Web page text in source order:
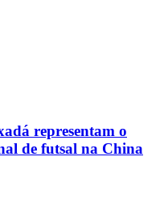
representam o
de futsal na China